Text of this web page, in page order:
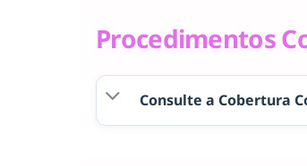
Procedimentos
Consulte a Cobertura